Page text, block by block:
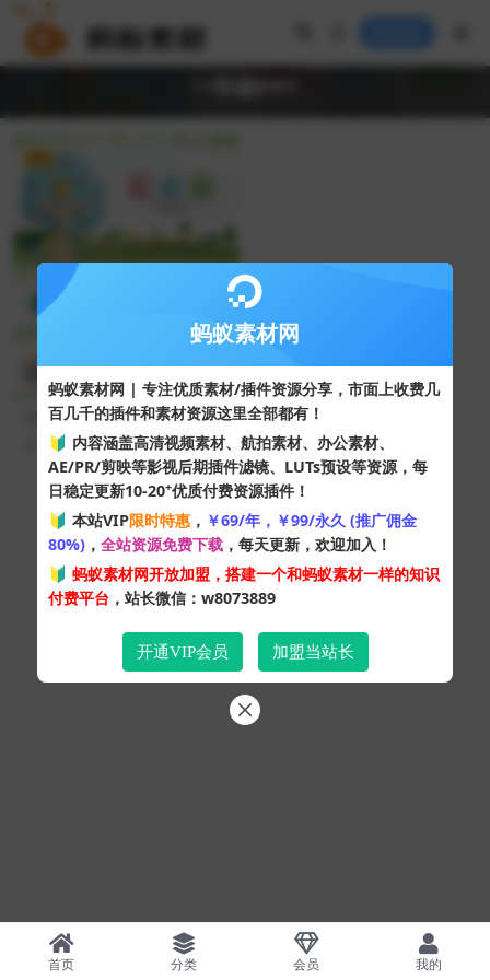
可爱卡通儿童小学一年级新学
期家长会PPT模板
48 10
Copyright © 2024蚂蚁素材网- 版权所有 All rights reserved.
粤ICP备19095528号
XML网站地图HTML网站地图 百度地图
SQL：43
Pages：0.36579s
首页 分类 会员 我的
蚂蚁素材网
蚂蚁素材网 | 专注优质素材/插件资源分享，市面上收费几
百几千的插件和素材资源这里全部都有！
🔰 内容涵盖高清视频素材、航拍素材、办公素材、
AE/PR/剪映等影视后期插件滤镜、LUTs预设等资源，每
日稳定更新10-20+优质付费资源插件！
🔰 本站VIP限时特惠 ， ￥69/年，￥99/永久 (推广佣金
80%) ， 全站资源免费下载 ，每天更新，欢迎加入！
🔰 蚂蚁素材网开放加盟，搭建一个和蚂蚁素材一样的知识
付费平台 ，站长微信：w8073889
开通VIP会员 加盟当站长